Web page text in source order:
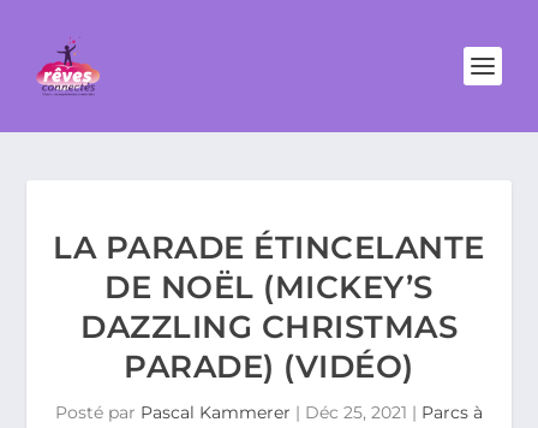
LA PARADE ÉTINCELANTE
DE NOËL (MICKEY’S
DAZZLING CHRISTMAS
PARADE) (VIDÉO)
Posté par Pascal Kammerer | Déc 25, 2021 | Parcs à